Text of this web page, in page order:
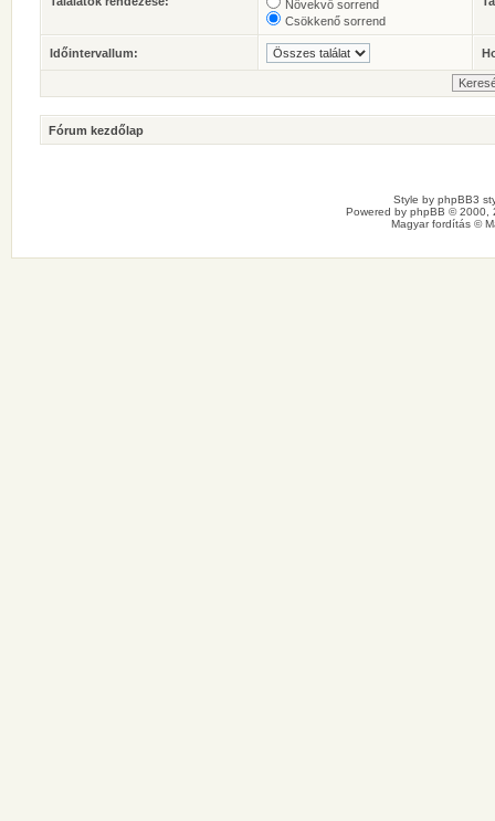
Növekvő sorrend
Csökkenő sorrend
Időintervallum:
Fórum kezdőlap
Style by phpBB3
Powered by phpBB © 2000,
Magyar fordítás ©